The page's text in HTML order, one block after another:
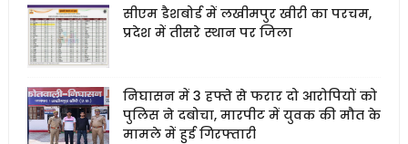
सीएम डैशबोर्ड में लखीमपुर खीरी का परचम,
प्रदेश में तीसरे स्थान पर जिला
निघासन में 3 हफ्ते से फरार दो आरोपियों को
पुलिस ने दबोचा, मारपीट में युवक की मौत के
मामले में हुई गिरफ्तारी